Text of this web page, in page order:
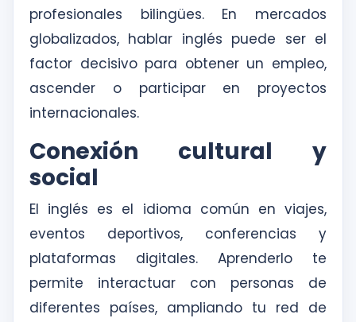
profesionales bilingües. En mercados
globalizados, hablar inglés puede ser el
factor decisivo para obtener un empleo,
ascender o participar en proyectos
internacionales.
Conexión cultural y
social
El inglés es el idioma común en viajes,
eventos deportivos, conferencias y
plataformas digitales. Aprenderlo te
permite interactuar con personas de
diferentes países, ampliando tu red de